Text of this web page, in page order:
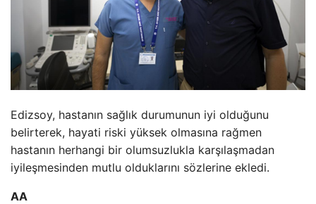
Edizsoy, hastanın sağlık durumunun iyi olduğunu
belirterek, hayati riski yüksek olmasına rağmen
hastanın herhangi bir olumsuzlukla karşılaşmadan
iyileşmesinden mutlu olduklarını sözlerine ekledi.
AA